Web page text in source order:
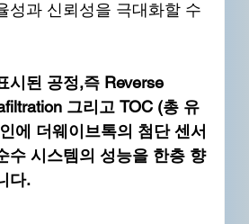
성과 신뢰성을 극대화할 수
시된 공정,즉 Reverse
그리고 TOC (총 유
에 더웨이브톡의 첨단 센서
수 시스템의 성능을 한층 향
다.